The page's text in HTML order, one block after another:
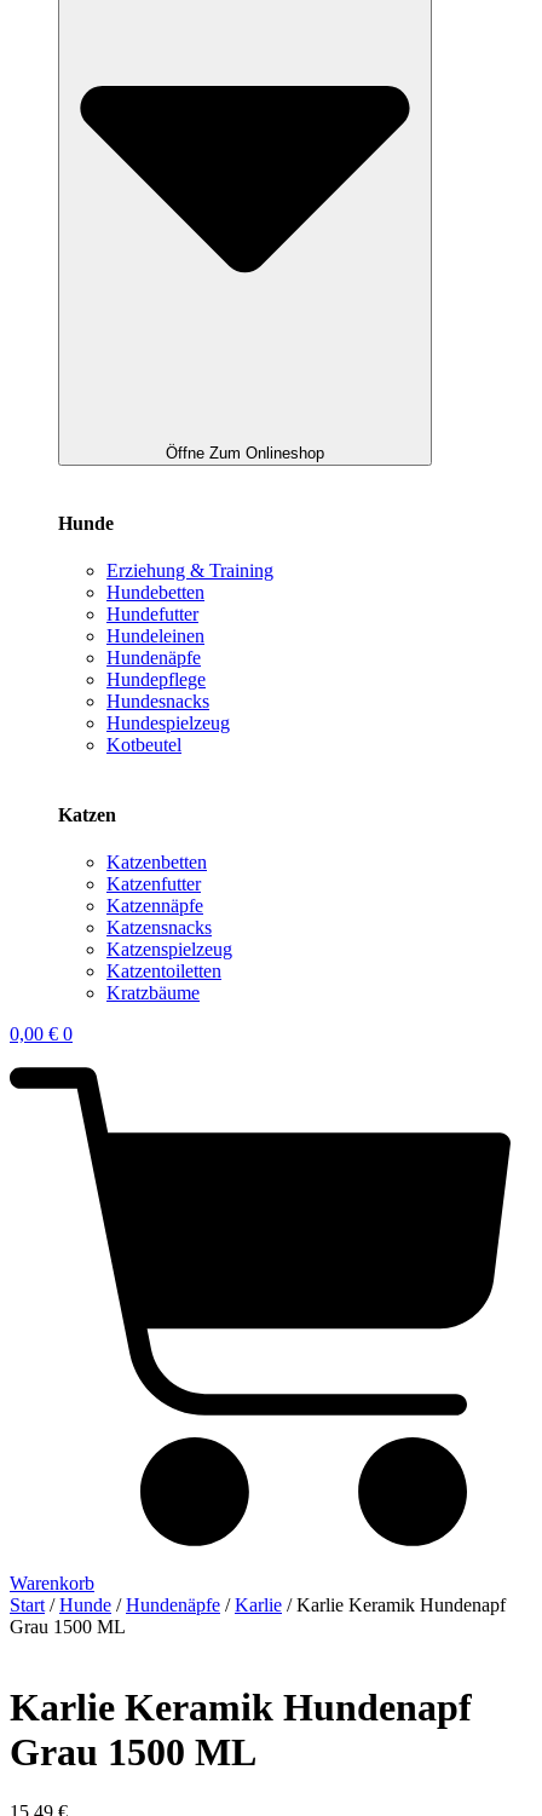
Öffne Zum Onlineshop
Hunde
Erziehung & Training
Hundebetten
Hundefutter
Hundeleinen
Hundenäpfe
Hundepflege
Hundesnacks
Hundespielzeug
Kotbeutel
Katzen
Katzenbetten
Katzenfutter
Katzennäpfe
Katzensnacks
Katzenspielzeug
Katzentoiletten
Kratzbäume
0,00 € 0
Warenkorb
Start /Hunde /Hundenäpfe /Karlie / Karlie Keramik Hundenapf
Grau 1500 ML
Karlie Keramik Hundenapf
Grau 1500 ML
15,49 €